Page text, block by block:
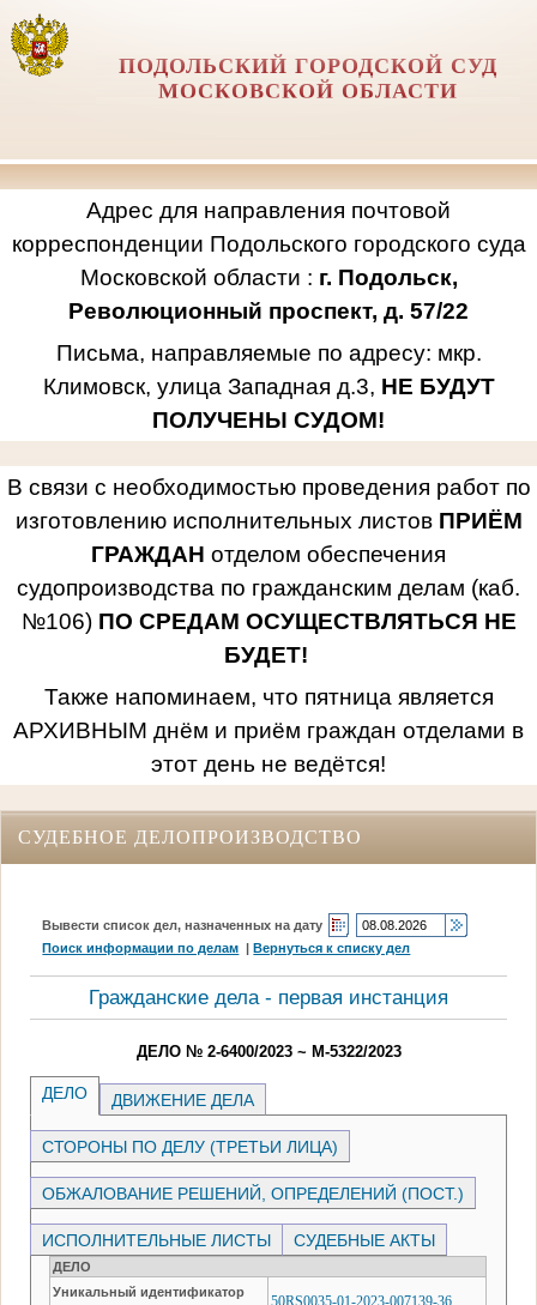
ПОДОЛЬСКИЙ ГОРОДСКОЙ СУД
МОСКОВСКОЙ ОБЛАСТИ
Адрес для направления почтовой
корреспонденции Подольского городского суда
Московской области : г. Подольск,
Революционный проспект, д. 57/22
Письма, направляемые по адресу: мкр.
Климовск, улица Западная д.3, НЕ БУДУТ
ПОЛУЧЕНЫ СУДОМ!
В связи с необходимостью проведения работ по
изготовлению исполнительных листов ПРИЁМ
ГРАЖДАН отделом обеспечения
судопроизводства по гражданским делам (каб.
№106) ПО СРЕДАМ ОСУЩЕСТВЛЯТЬСЯ НЕ
БУДЕТ!
Также напоминаем, что пятница является
АРХИВНЫМ днём и приём граждан отделами в
этот день не ведётся!
СУДЕБНОЕ ДЕЛОПРОИЗВОДСТВО
Вывести список дел, назначенных на дату
Поиск информации по делам |Вернуться к списку дел
Гражданские дела - первая инстанция
ДЕЛО № 2-6400/2023 ~ М-5322/2023
ДЕЛО ДВИЖЕНИЕ ДЕЛА
СТОРОНЫ ПО ДЕЛУ (ТРЕТЬИ ЛИЦА)
ОБЖАЛОВАНИЕ РЕШЕНИЙ, ОПРЕДЕЛЕНИЙ (ПОСТ.)
ИСПОЛНИТЕЛЬНЫЕ ЛИСТЫ СУДЕБНЫЕ АКТЫ
ДЕЛО
Уникальный идентификатор
50RS0035-01-2023-007139-36